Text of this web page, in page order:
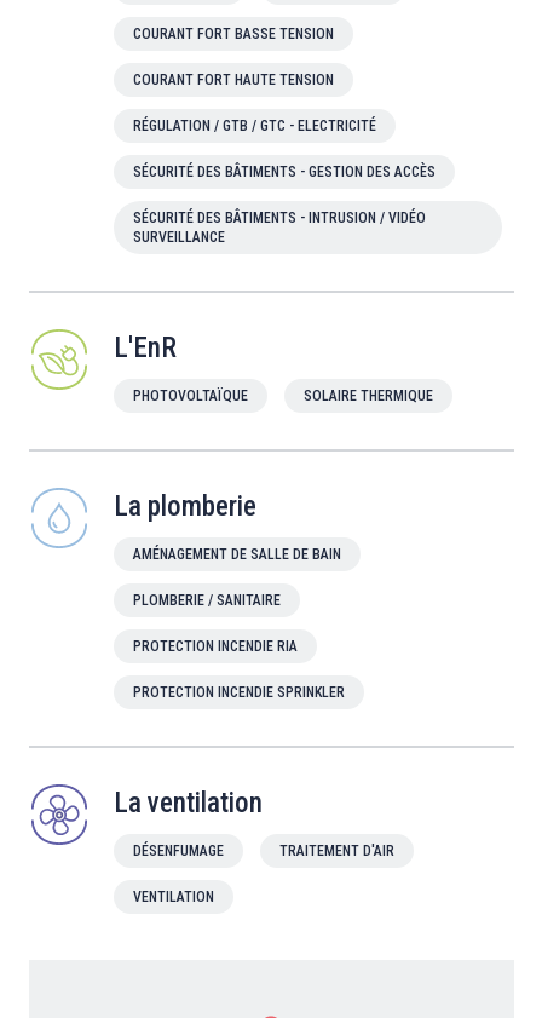
COURANT FORT BASSE TENSION
COURANT FORT HAUTE TENSION
RÉGULATION / GTB / GTC - ELECTRICITÉ
SÉCURITÉ DES BÂTIMENTS - GESTION DES ACCÈS
SÉCURITÉ DES BÂTIMENTS - INTRUSION / VIDÉO
SURVEILLANCE
L'EnR
PHOTOVOLTAÏQUE SOLAIRE THERMIQUE
La plomberie
AMÉNAGEMENT DE SALLE DE BAIN
PLOMBERIE / SANITAIRE
PROTECTION INCENDIE RIA
PROTECTION INCENDIE SPRINKLER
La ventilation
DÉSENFUMAGE TRAITEMENT D'AIR
VENTILATION